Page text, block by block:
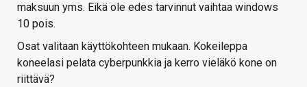
maksuun yms. Eikä ole edes tarvinnut vaihtaa windows
10 pois.
Osat valitaan käyttökohteen mukaan. Kokeileppa
koneelasi pelata cyberpunkkia ja kerro vieläkö kone on
riittävä?